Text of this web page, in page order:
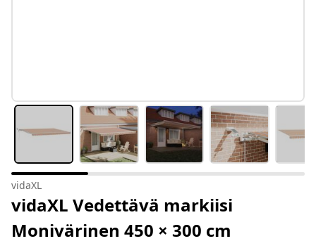
vidaXL
vidaXL Vedettävä markiisi
Monivärinen 450 × 300 cm